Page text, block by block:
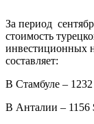
За период
стоимость
инвестиционных
составляет:
В Стамбуле –
В Анталии – 1156